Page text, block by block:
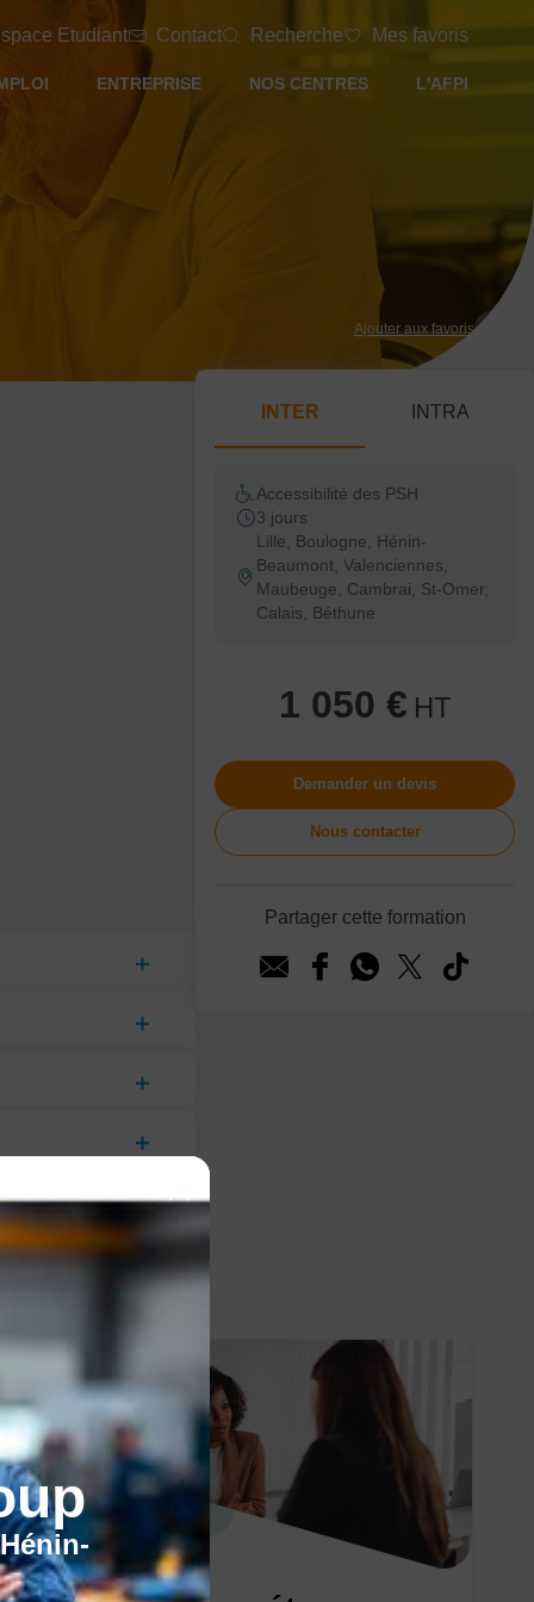
Etudiant Contact Recherche Mes favoris
ENTREPRISE NOS CENTRES L'AFPI
Ajouter aux favoris
INTER INTRA
Accessibilité des PSH
3 jours
Lille, Boulogne, Hénin-
Beaumont, Valenciennes,
Maubeuge, Cambrai, St-Omer,
Calais, Béthune
1 050 € HT
Demander un devis
Nous contacter
Partager cette formation